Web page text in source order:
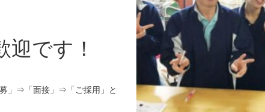
迎です！
募」⇒「面接」⇒「ご採用」と